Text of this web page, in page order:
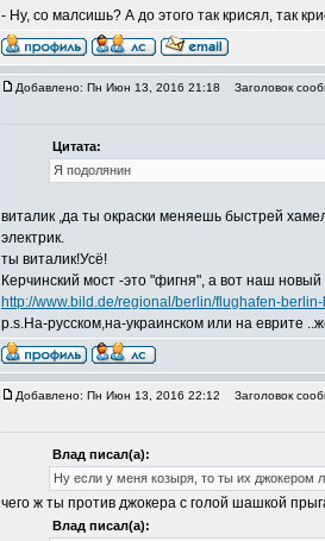
- Ну, со малсишь? А до этого так крисял, так
Добавлено: Пн Июн 13, 2016 21:18 Заголовок
Цитата:
Я подолянин
виталик ,да ты окраски меняешь быстрей
электрик.
ты виталик!Усё!
Керчинский мост -это "фигня", а вот наш
http://www.bild.de/regional/berlin/flughafen-
p.s.На-русском,на-украинском или на еврите
Добавлено: Пн Июн 13, 2016 22:12 Заголовок
Влад писал(а):
Ну если у меня козыря, то ты их джокером
чего ж ты против джокера с голой шашкой
Влад писал(а):